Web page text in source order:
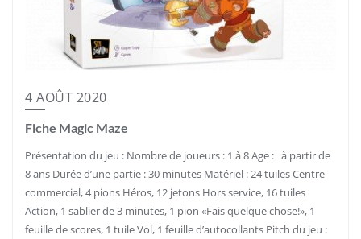
4 AOÛT 2020
Fiche Magic Maze
Présentation du jeu : Nombre de joueurs : 1 à 8 Age : à partir de
8 ans Durée d’une partie : 30 minutes Matériel : 24 tuiles Centre
commercial, 4 pions Héros, 12 jetons Hors service, 16 tuiles
Action, 1 sablier de 3 minutes, 1 pion «Fais quelque chose!», 1
feuille de scores, 1 tuile Vol, 1 feuille d’autocollants Pitch du jeu :